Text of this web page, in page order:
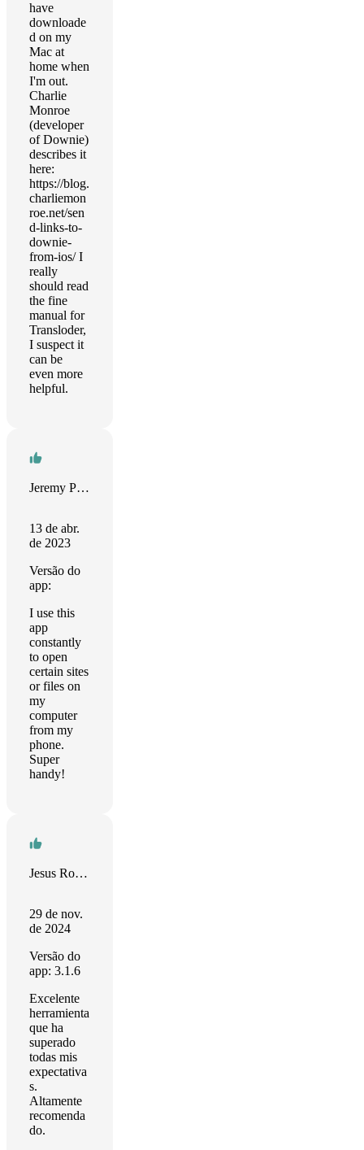
have
downloade
d on my
Mac at
home when
I'm out.
Charlie
Monroe
(developer
of Downie)
describes it
here:
https://blog.
charliemon
roe.net/sen
d-links-to-
downie-
from-ios/ I
really
should read
the fine
manual for
Transloder,
I suspect it
can be
even more
helpful.
Jeremy Pinnix
13 de abr.
de 2023
Versão do
app:
I use this
app
constantly
to open
certain sites
or files on
my
computer
from my
phone.
Super
handy!
Jesus Rondon
29 de nov.
de 2024
Versão do
app: 3.1.6
Excelente
herramienta
que ha
superado
todas mis
expectativa
s.
Altamente
recomenda
do.